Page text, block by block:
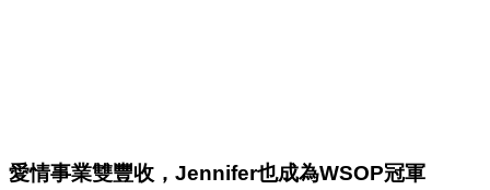
愛情事業雙豐收， Jennifer也成為WSOP冠軍